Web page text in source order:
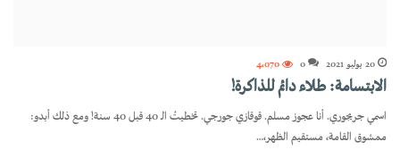
20 يوليو 2021 0 4٬070
الابتسامة: طلاء دائم للذاكرة!
اسمي جريجوري. أنا عجوز مسلم. قوقازي جورجي. تخطيتُ الـ 40 قبل 40 سنة! ومع ذلك أبدو:
ممشوق القامة، مستقيم الظهر،…